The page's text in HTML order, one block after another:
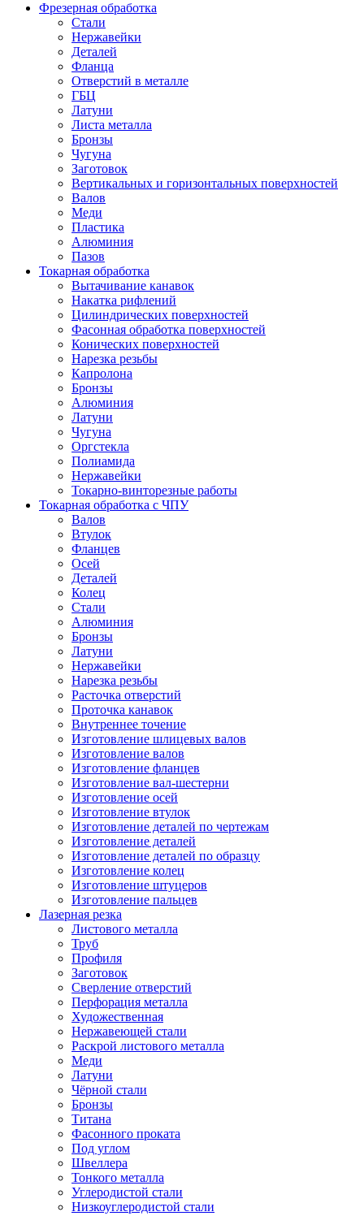
Фрезерная обработка
Стали
Нержавейки
Деталей
Фланца
Отверстий в металле
ГБЦ
Латуни
Листа металла
Бронзы
Чугуна
Заготовок
Вертикальных и горизонтальных поверхностей
Валов
Меди
Пластика
Алюминия
Пазов
Токарная обработка
Вытачивание канавок
Накатка рифлений
Цилиндрических поверхностей
Фасонная обработка поверхностей
Конических поверхностей
Нарезка резьбы
Капролона
Бронзы
Алюминия
Латуни
Чугуна
Оргстекла
Полиамида
Нержавейки
Токарно-винторезные работы
Токарная обработка с ЧПУ
Валов
Втулок
Фланцев
Осей
Деталей
Колец
Стали
Алюминия
Бронзы
Латуни
Нержавейки
Нарезка резьбы
Расточка отверстий
Проточка канавок
Внутреннее точение
Изготовление шлицевых валов
Изготовление валов
Изготовление фланцев
Изготовление вал-шестерни
Изготовление осей
Изготовление втулок
Изготовление деталей по чертежам
Изготовление деталей
Изготовление деталей по образцу
Изготовление колец
Изготовление штуцеров
Изготовление пальцев
Лазерная резка
Листового металла
Труб
Профиля
Заготовок
Сверление отверстий
Перфорация металла
Художественная
Нержавеющей стали
Раскрой листового металла
Меди
Латуни
Чёрной стали
Бронзы
Титана
Фасонного проката
Под углом
Швеллера
Тонкого металла
Углеродистой стали
Низкоуглеродистой стали